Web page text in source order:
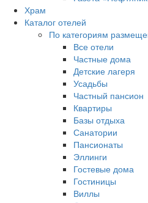
Храм
Каталог отелей
По категориям
Все отели
Частные дома
Детские лагеря
Усадьбы
Частный пансион
Квартиры
Базы отдыха
Санатории
Пансионаты
Эллинги
Гостевые дома
Гостиницы
Виллы